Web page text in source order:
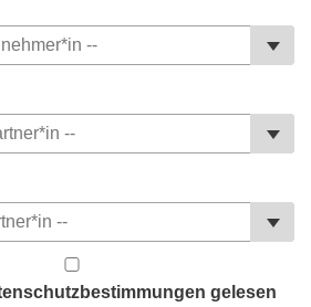
gelesen